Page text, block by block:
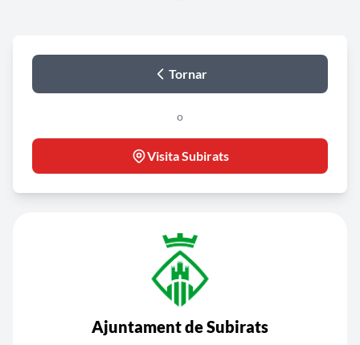
Tornar
o
Visita Subirats
Ajuntament de Subirats